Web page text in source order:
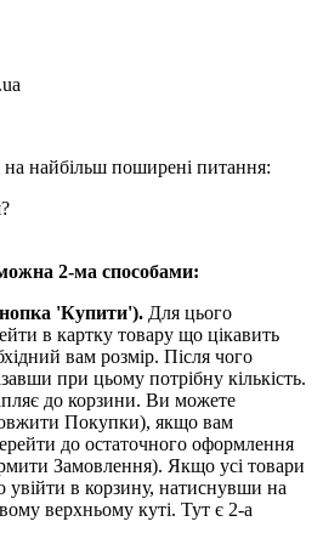
на найбільш поширені питання:
2-ма способами:
'Купити'). Для цього
в картку товару що цікавить
вам розмір. Після чого
при цьому потрібну кількість.
до корзини. Ви можете
Покупки), якщо вам
до остаточного оформлення
Замовлення). Якщо усі товари
увійти в корзину, натиснувши на
верхньому куті. Тут є 2-а